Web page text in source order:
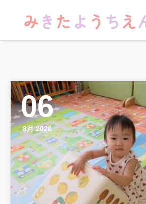
06
8月 2026